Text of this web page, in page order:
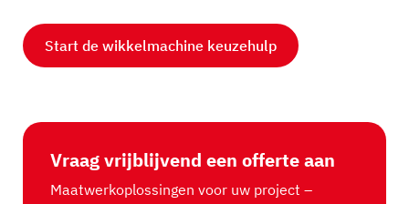
Start de wikkelmachine keuzehulp
Vraag vrijblijvend een offerte aan
Maatwerkoplossingen voor uw project –